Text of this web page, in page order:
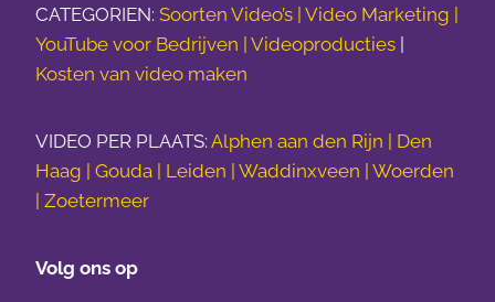
CATEGORIEN: Soorten Video’s | Video Marketing |
YouTube voor Bedrijven | Videoproducties
Kosten van video maken
VIDEO PER PLAATS: Alphen aan den Rijn | Den
Haag | Gouda | Leiden | Waddinxveen | Woerden
| Zoetermeer
Volg ons op